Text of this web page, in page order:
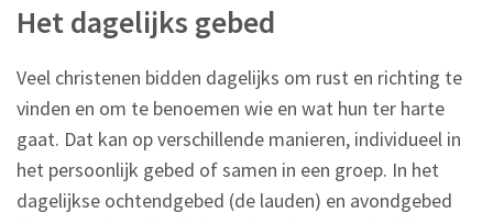
Het dagelijks gebed
Veel christenen bidden dagelijks om rust en richting te
vinden en om te benoemen wie en wat hun ter harte
gaat. Dat kan op verschillende manieren, individueel in
het persoonlijk gebed of samen in een groep. In het
dagelijkse ochtendgebed (de lauden) en avondgebed